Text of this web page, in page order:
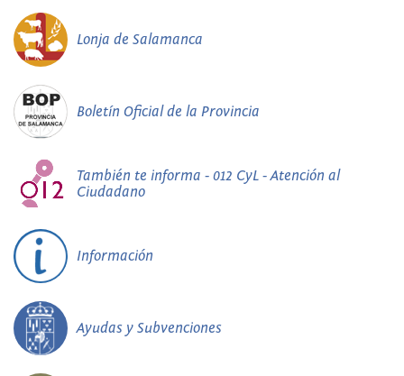
Lonja de Salamanca
Boletín Oficial de la Provincia
También te informa - 012 CyL - Atención al
Ciudadano
Información
Ayudas y Subvenciones